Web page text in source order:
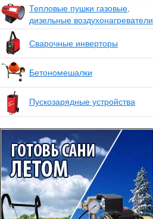
Тепловые пушки газовые,
дизельные воздухонагреватели
Сварочные инверторы
Бетономешалки
Пускозарядные устройства